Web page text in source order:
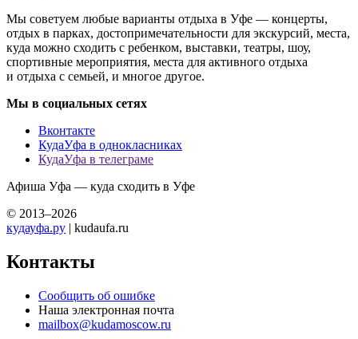
Мы советуем любые варианты отдыха в Уфе — концерты,
отдых в парках, достопримечательности для экскурсий, места,
куда можно сходить с ребенком, выставки, театры, шоу,
спортивные мероприятия, места для активного отдыха
и отдыха с семьей, и многое другое.
Мы в социальных сетях
Вконтакте
КудаУфа в однокласниках
КудаУфа в телеграме
Афиша Уфа — куда сходить в Уфе
© 2013–2026
кудауфа.ру | kudaufa.ru
Контакты
Сообщить об ошибке
Наша электронная почта
mailbox@kudamoscow.ru